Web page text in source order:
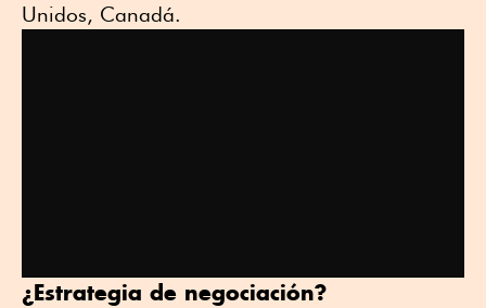
Unidos, Canadá.
¿Estrategia de negociación?